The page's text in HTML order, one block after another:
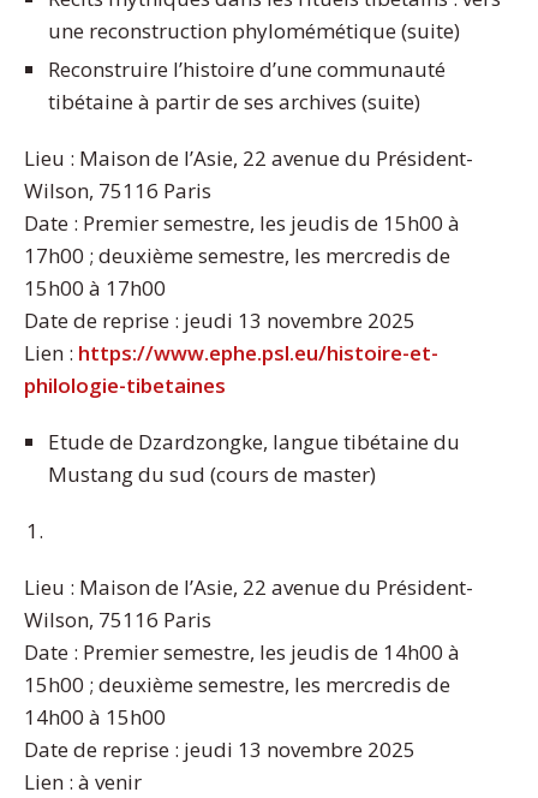
une reconstruction phylomémétique (suite)
Reconstruire l’histoire d’une communauté
tibétaine à partir de ses archives (suite)
Lieu : Maison de l’Asie, 22 avenue du Président-
Wilson, 75116 Paris
Date : Premier semestre, les jeudis de 15h00 à
17h00 ; deuxième semestre, les mercredis de
15h00 à 17h00
Date de reprise : jeudi 13 novembre 2025
Lien : https://www.ephe.psl.eu/histoire-et-
philologie-tibetaines
Etude de Dzardzongke, langue tibétaine du
Mustang du sud (cours de master)
Lieu : Maison de l’Asie, 22 avenue du Président-
Wilson, 75116 Paris
Date : Premier semestre, les jeudis de 14h00 à
15h00 ; deuxième semestre, les mercredis de
14h00 à 15h00
Date de reprise : jeudi 13 novembre 2025
Lien : à venir